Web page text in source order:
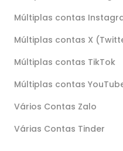
Múltiplas contas
Múltiplas contas X
Múltiplas contas TikTok
Múltiplas contas
Vários Contas Zalo
Várias Contas Tinder